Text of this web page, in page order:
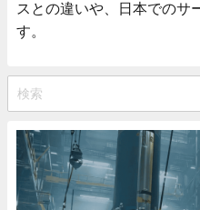
スとの違いや、日本でのサ
す。